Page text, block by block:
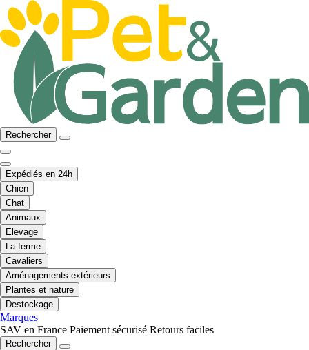
Rechercher
Expédiés en 24h
Chien
Chat
Animaux
Elevage
La ferme
Cavaliers
Aménagements extérieurs
Plantes et nature
Destockage
Marques
SAV en France Paiement sécurisé Retours faciles
Rechercher